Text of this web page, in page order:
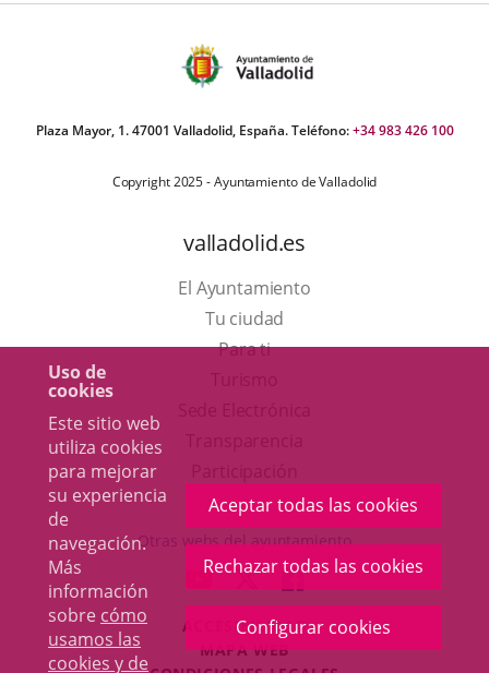
Uso de
cookies
Este sitio web
utiliza cookies
para mejorar
su experiencia
de
navegación.
Más
información
sobre cómo
usamos las
cookies y de
Aceptar todas las cookies
Rechazar todas las cookies
Configurar cookies
Plaza Mayor, 1. 47001 Valladolid, España. Teléfono:+34 983 426 100
Copyright 2025 - Ayuntamiento de Valladolid
valladolid.es
El Ayuntamiento
Tu ciudad
Para ti
en
una
ventana
nueva.
aplicación
externa.
Otras webs del ayuntamiento
ENLACE
A
UNA
APLICACIÓN
ENLACE
A
UNA
APLICACIÓN
ENLACE
A
UNA
ACCESIBILIDAD
MAPA WEB